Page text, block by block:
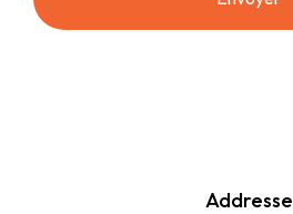
Addresse